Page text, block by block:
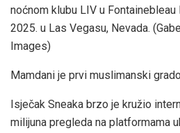
noćnom klubu LIV u
2025. u Las Vegasu, Nevada.
Images)
Mamdani je prvi muslimanski
Isječak Sneaka brzo je kružio
milijuna pregleda na platformama